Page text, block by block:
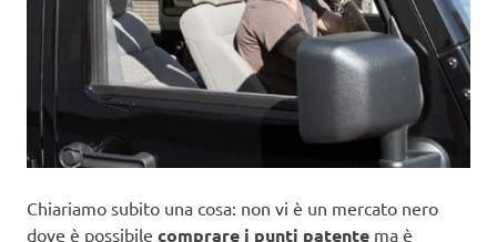
Chiariamo subito una cosa: non vi è un mercato nero
dove è possibile comprare i punti patente ma è